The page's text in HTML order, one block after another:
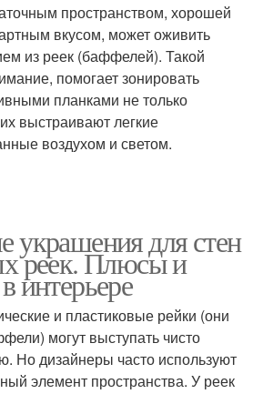
пространством, хорошей
вкусом, может оживить
из реек (баффелей). Такой
помогает зонировать
планками не только
выстраивают легкие
воздухом и светом.
украшения для стен
реек. Плюсы и
интерьере
и пластиковые рейки (они
могут выступать чисто
Но дизайнеры часто используют
элемент пространства. У реек